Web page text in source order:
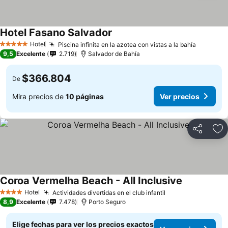
5 Estrellas Hotel Piscina infinita en la azotea con vistas a la bahía
Hotel Fasano Salvador
9,5 Excelente 2.719 Salvador de Bahía
De $366.804
Mira precios de 10 páginas Ver precios
Compartir
4 EstrellasHotel Actividades divertidas en el club infantil
Coroa Vermelha Beach - All Inclusive
8,9 Excelente 7.478 Porto Seguro
Elige fechas para ver los precios exactos